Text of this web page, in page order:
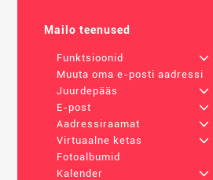
Mailo teenused
Funktsioonid
+
Muuta oma e-posti aadressi
Juurdepääs
+
E-post
+
Aadressiraamat
+
Virtuaalne ketas
+
Fotoalbumid
Kalender
+